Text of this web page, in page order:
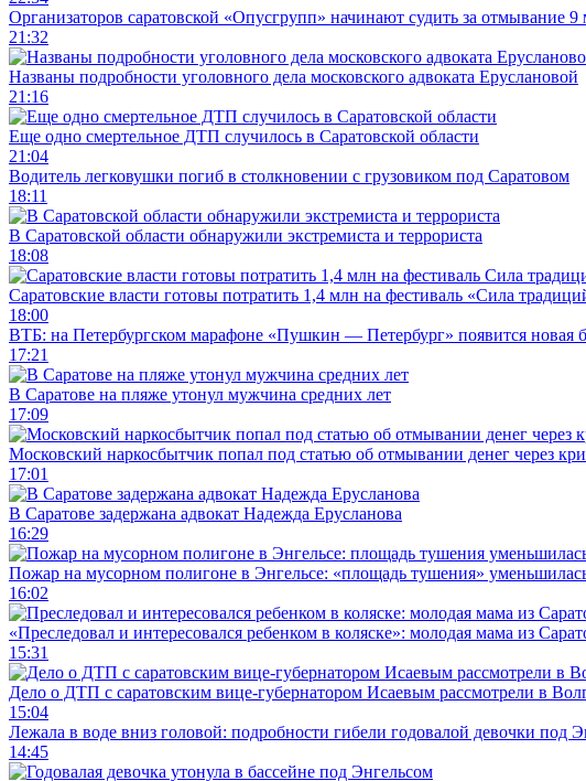
Организаторов саратовской «Опусгрупп» начинают судить за отмывание 9
21:32
Названы подробности уголовного дела московского адвоката Еруслановой
21:16
Еще одно смертельное ДТП случилось в Саратовской области
21:04
Водитель легковушки погиб в столкновении с грузовиком под Саратовом
18:11
В Саратовской области обнаружили экстремиста и террориста
18:08
Саратовские власти готовы потратить 1,4 млн на фестиваль «Сила
18:00
ВТБ: на Петербургском марафоне «Пушкин — Петербург» появится новая
17:21
В Саратове на пляже утонул мужчина средних лет
17:09
Московский наркосбытчик попал под статью об отмывании денег через
17:01
В Саратове задержана адвокат Надежда Ерусланова
16:29
Пожар на мусорном полигоне в Энгельсе: «площадь тушения»
16:02
«Преследовал и интересовался ребенком в коляске»: молодая мама из
15:31
Дело о ДТП с саратовским вице-губернатором Исаевым рассмотрели в
15:04
Лежала в воде вниз головой: подробности гибели годовалой девочки под
14:45